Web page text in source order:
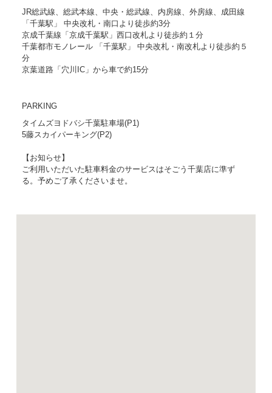
JR総武線、総武本線、中央・総武線、内房線、外房線、成田線
「千葉駅」 中央改札・南口より徒歩約3分
京成千葉線「京成千葉駅」西口改札より徒歩約１分
千葉都市モノレール 「千葉駅」 中央改札・南改札より徒歩約５
分
京葉道路「穴川IC」から車で約15分
PARKING
タイムズヨドバシ千葉駐車場(P1)
5藤スカイパーキング(P2)
【お知らせ】
ご利用いただいた駐車料金のサービスはそごう千葉店に準ず
る。予めご了承くださいませ。